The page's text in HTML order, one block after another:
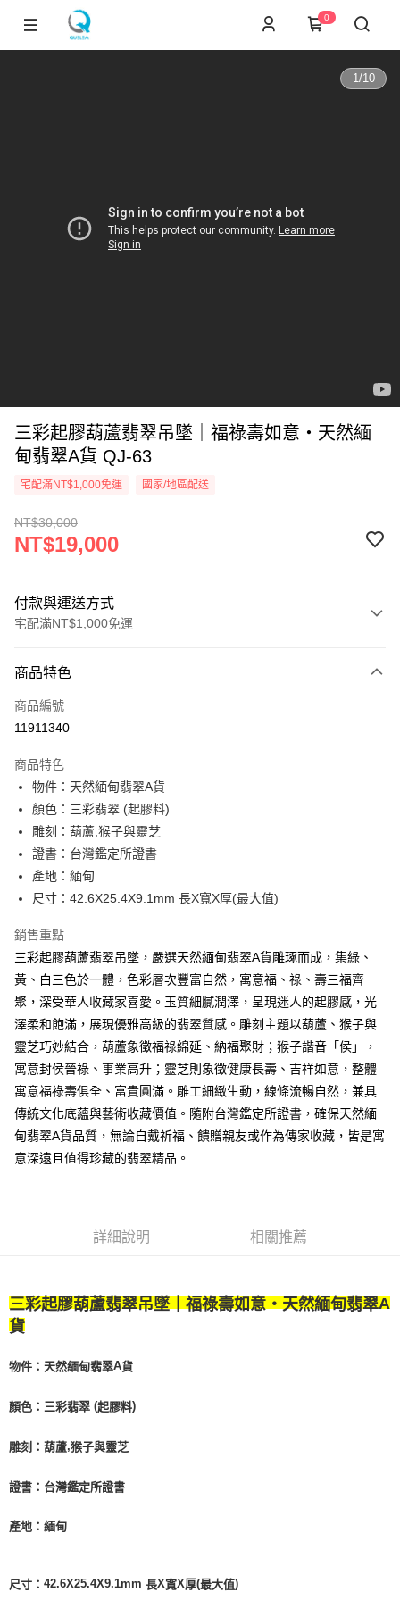
0
1/10
三彩起膠葫蘆翡翠吊墜｜福祿壽如意・天然緬
甸翡翠A貨 QJ-63
宅配滿NT$1,000免運 國家/地區配送
NT$30,000
NT$19,000
付款與運送方式
宅配滿NT$1,000免運
信用卡一次付款
信用卡分期付款
合作金庫商業銀行
華南商業銀行
上海商業儲蓄銀行
國泰世華商業銀行
臺灣中小企業銀行
匯豐（台灣）商業銀行
聯邦商業銀行
元大商業銀行
永豐商業銀行
台新國際商業銀行
台灣樂天信用卡公司
6 期 0 利率 每期
華南商業銀行
上海商業儲蓄銀行
國泰世華商業銀行
臺灣中小企業銀行
匯豐（台灣）商業銀行
華泰商業銀行
元大商業銀行
玉山商業銀行
星展（台灣）商業銀行
台灣樂天信用卡公司
LINE Pay
Apple Pay
街口支付
悠遊付
ATM付款
運送方式
台灣-本島宅配-滿$1000免運費
每筆NT$65，滿NT$1,000(含以上)免運費
台灣-離島宅配
每筆NT$300
香港/澳門 查看運費
美國/加拿大/澳洲/紐西蘭/英國
商品特色
商品編號
11911340
商品特色
物件：天然緬甸翡翠A貨
顏色：三彩翡翠 (起膠料)
雕刻：葫蘆,猴子與靈芝
證書：台灣鑑定所證書
產地：緬甸
尺寸：42.6X25.4X9.1mm 長X寬X厚(最大值)
銷售重點
三彩起膠葫蘆翡翠吊墜，嚴選天然緬甸翡翠A貨雕琢而成，集綠、
黃、白三色於一體，色彩層次豐富自然，寓意福、祿、壽三福齊
聚，深受華人收藏家喜愛。玉質細膩潤澤，呈現迷人的起膠感，光
澤柔和飽滿，展現優雅高級的翡翠質感。雕刻主題以葫蘆、猴子與
靈芝巧妙結合，葫蘆象徵福祿綿延、納福聚財；猴子諧音「侯」，
寓意封侯晉祿、事業高升；靈芝則象徵健康長壽、吉祥如意，整體
寓意福祿壽俱全、富貴圓滿。雕工細緻生動，線條流暢自然，兼具
傳統文化底蘊與藝術收藏價值。隨附台灣鑑定所證書，確保天然緬
甸翡翠A貨品質，無論自戴祈福、饋贈親友或作為傳家收藏，皆是寓
意深遠且值得珍藏的翡翠精品。
詳細說明 相關推薦
三彩起膠葫蘆翡翠吊墜｜福祿壽如意・天然緬甸翡翠A
貨
物件：天然緬甸翡翠A貨
顏色：三彩翡翠 (起膠料)
雕刻：葫蘆,猴子與靈芝
證書：台灣鑑定所證書
產地：緬甸
尺寸： 42.6X25.4X9.1mm 長X寬X厚(最大值)